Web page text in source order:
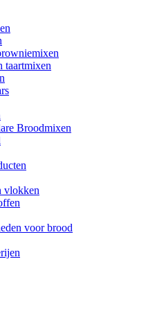
taartmixen
Broodmixen
vlokken
voor brood